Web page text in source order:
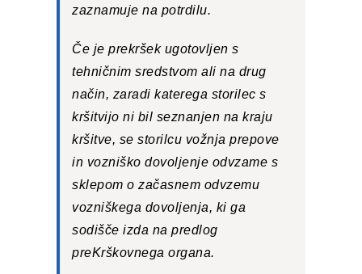
zaznamuje na potrdilu.
Če je prekršek ugotovljen s
tehničnim sredstvom ali na drug
način, zaradi katerega storilec s
kršitvijo ni bil seznanjen na kraju
kršitve, se storilcu vožnja prepove
in vozniško dovoljenje odvzame s
sklepom o začasnem odvzemu
vozniškega dovoljenja, ki ga
sodišče izda na predlog
preKrškovnega organa.